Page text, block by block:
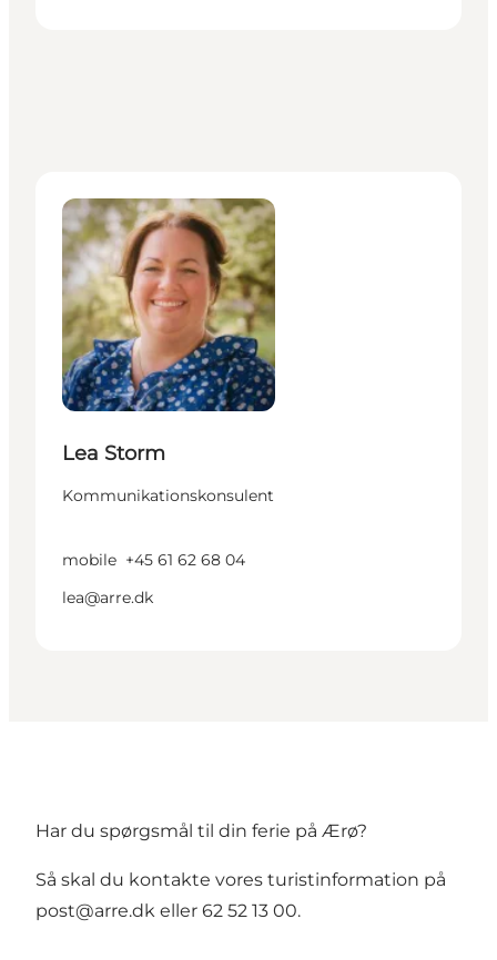
Lea Storm
Kommunikationskonsulent
mobile +45 61 62 68 04
lea@arre.dk
Har du spørgsmål til din ferie på Ærø?
Så skal du kontakte vores turistinformation på
post@arre.dk eller 62 52 13 00.